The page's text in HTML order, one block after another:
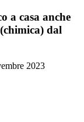
a casa anche
dal
2023